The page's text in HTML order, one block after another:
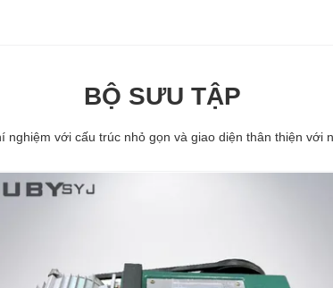
BỘ SƯU TẬP
với cấu trúc nhỏ gọn và giao diện thân thiện với